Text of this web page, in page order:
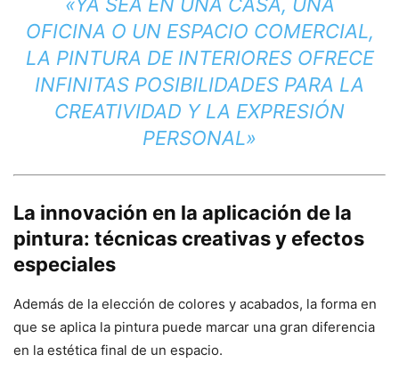
OFICINA O UN ESPACIO COMERCIAL,
LA PINTURA DE INTERIORES OFRECE
INFINITAS POSIBILIDADES PARA LA
CREATIVIDAD Y LA EXPRESIÓN
PERSONAL»
La innovación en la aplicación de la
pintura: técnicas creativas y efectos
especiales
Además de la elección de colores y acabados, la forma en
que se aplica la pintura puede marcar una gran diferencia
en la estética final de un espacio.